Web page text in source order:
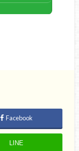
Facebook
LINE